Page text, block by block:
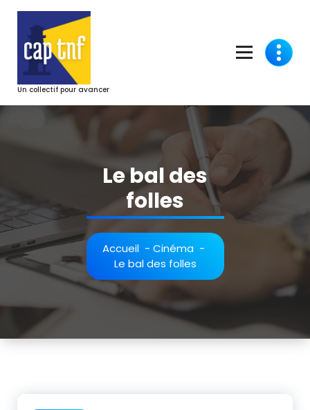
contenu
Un collectif pour avancer
Le bal des
folles
Accueil - Cinéma -
Le bal des folles